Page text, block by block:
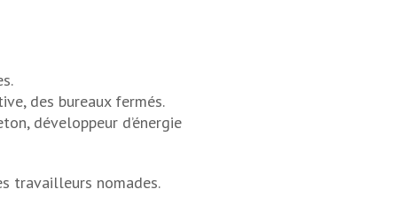
des bureaux fermés.
développeur d’énergie
travailleurs nomades.